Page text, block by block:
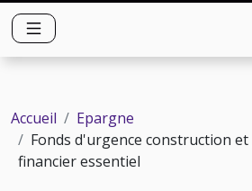
Accueil
Epargne
Fonds d'urgence construction
financier essentiel